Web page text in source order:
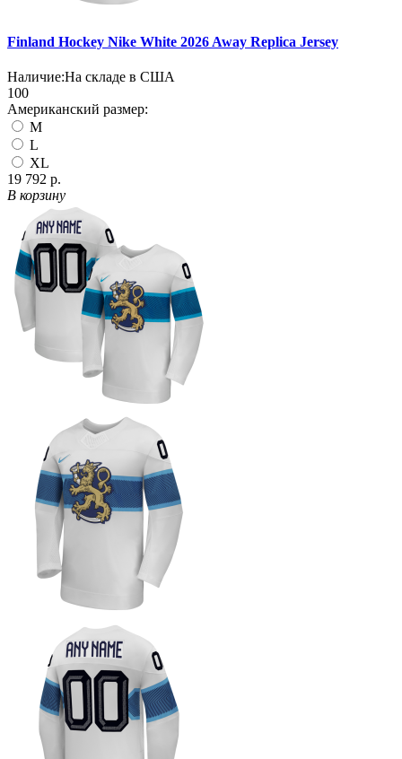
Finland Hockey Nike White 2026 Away Replica Jersey
Наличие:На складе в США
100
Американский размер:
M
L
XL
19 792 р.
В корзину